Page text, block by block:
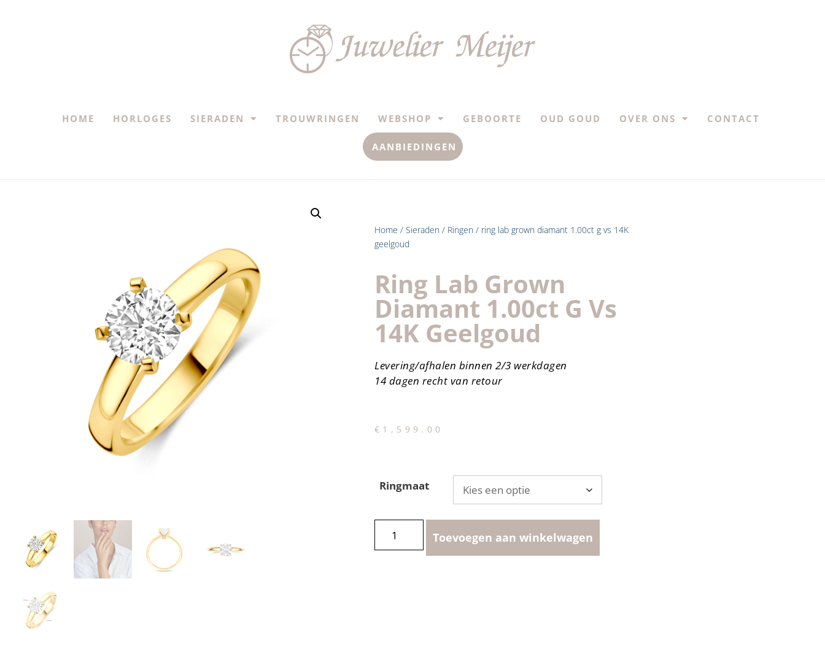
HOME HORLOGES SIERADEN TROUWRINGEN WEBSHOP GEBOORTE OUD GOUD OVER ONS CONTACT
AANBIEDINGEN
Home / Sieraden / Ringen / ring lab grown diamant 1.00ct g vs 14K
geelgoud
Ring Lab Grown
Diamant 1.00ct G Vs
14K Geelgoud
Levering/afhalen binnen 2/3 werkdagen
14 dagen recht van retour
€ 1,599.00
Ringmaat
Toevoegen aan winkelwagen